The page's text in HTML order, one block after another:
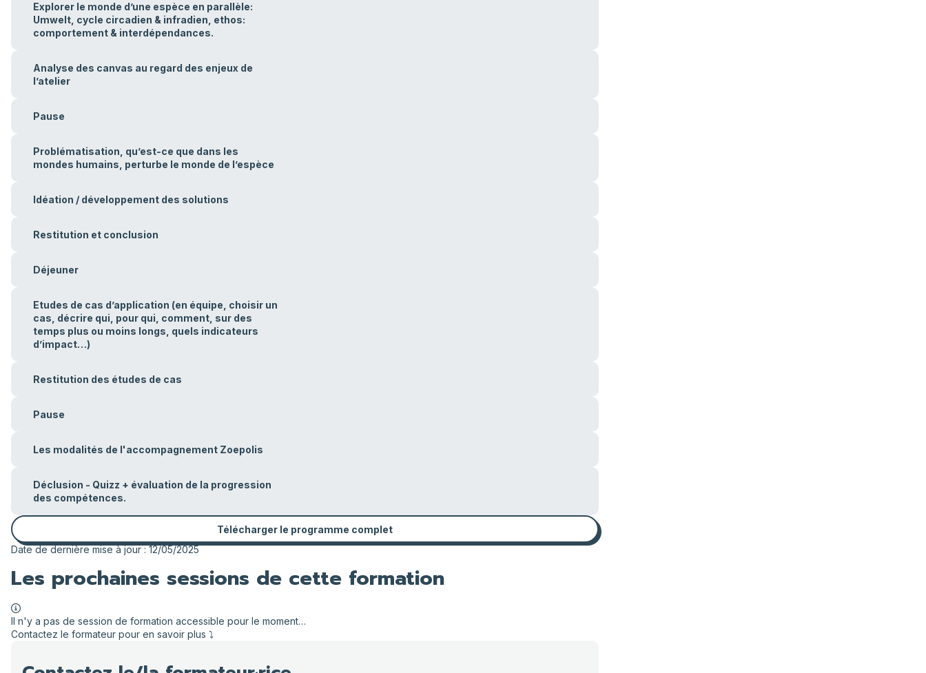
Explorer le monde d’une espèce en parallèle:
Umwelt, cycle circadien & infradien, ethos:
comportement & interdépendances.
Analyse des canvas au regard des enjeux de
l’atelier
Pause
Problématisation, qu’est-ce que dans les
mondes humains, perturbe le monde de l’espèce
Idéation / développement des solutions
Restitution et conclusion
Déjeuner
Etudes de cas d’application (en équipe, choisir un
cas, décrire qui, pour qui, comment, sur des
temps plus ou moins longs, quels indicateurs
d’impact…)
Restitution des études de cas
Pause
Les modalités de l'accompagnement Zoepolis
Déclusion - Quizz + évaluation de la progression
des compétences.
Télécharger le programme complet
Date de dernière mise à jour : 12/05/2025
Les prochaines sessions de cette formation
Il n'y a pas de session de formation accessible pour le moment…
Contactez le formateur pour en savoir plus ⤵️